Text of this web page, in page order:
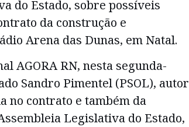
do Estado, sobre possíveis
da construção e
Arena das Dunas, em Natal.
AGORA RN, nesta segunda-
Sandro Pimentel (PSOL), autor
no contrato e também da
Legislativa do Estado,